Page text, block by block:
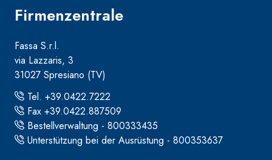
Firmenzentrale
Fassa S.r.l.
via Lazzaris, 3
31027 Spresiano (TV)
Tel. +39.0422.7222
Fax +39.0422.887509
Bestellverwaltung - 800333435
Unterstützung bei der Ausrüstung - 800353637